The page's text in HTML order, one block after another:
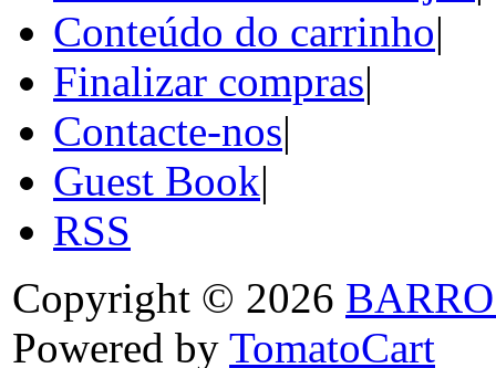
Conteúdo do carrinho|
Finalizar compras|
Contacte-nos|
Guest Book|
RSS
Copyright © 2026
Powered by TomatoCart